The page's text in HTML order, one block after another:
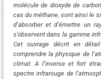
molécule de dioxyde de
cas du méthane, sont ainsi le
d’absorber et d’émettre un
s’observent dans la gamme
Cet ouvrage décrit en
comprendre la physique de
climat. A l’inverse et fort
spectre infrarouge de